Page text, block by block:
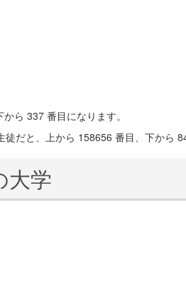
ら 337 番目になります。
だと、上から 158656 番目、下から
大学